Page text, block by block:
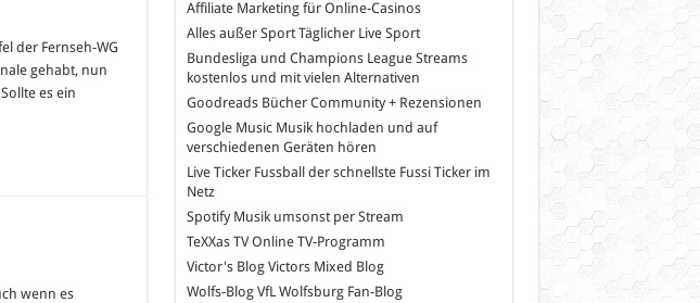
der Fernseh-WG
gehabt, nun
es ein
wenn es
Affiliate Marketingfür Online-Casinos
Alles außer SportTäglicher Live Sport
Bundesliga und Champions League Streams
kostenlos und mit vielen Alternativen
GoodreadsBücher Community + Rezensionen
Google MusicMusik hochladen und auf
verschiedenen Geräten hören
Live Ticker Fussball
der schnellste Fussi Ticker im
Netz
SpotifyMusik umsonst per Stream
TeXXas TVOnline TV-Programm
Victor's BlogVictors Mixed Blog
Wolfs-BlogVfL Wolfsburg Fan-Blog